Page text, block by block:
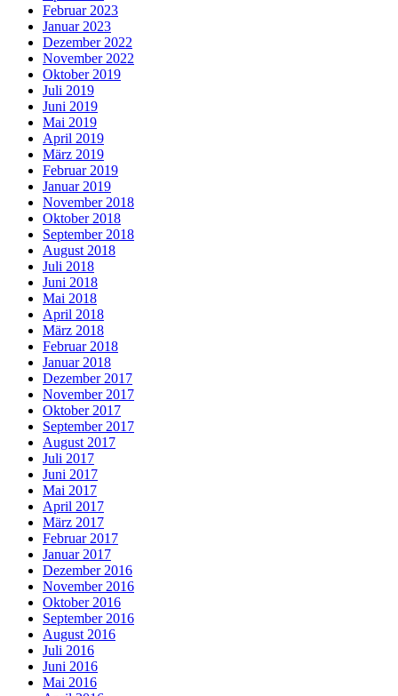
Februar 2023
Januar 2023
Dezember 2022
November 2022
Oktober 2019
Juli 2019
Juni 2019
Mai 2019
April 2019
März 2019
Februar 2019
Januar 2019
November 2018
Oktober 2018
September 2018
August 2018
Juli 2018
Juni 2018
Mai 2018
April 2018
März 2018
Februar 2018
Januar 2018
Dezember 2017
November 2017
Oktober 2017
September 2017
August 2017
Juli 2017
Juni 2017
Mai 2017
April 2017
März 2017
Februar 2017
Januar 2017
Dezember 2016
November 2016
Oktober 2016
September 2016
August 2016
Juli 2016
Juni 2016
Mai 2016